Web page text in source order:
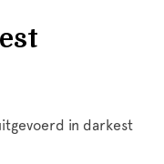
in darkest